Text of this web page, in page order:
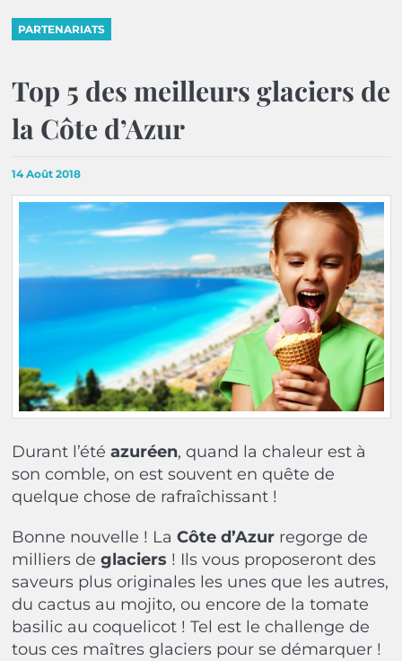
PARTENARIATS
Top 5 des meilleurs glaciers de
la Côte d’Azur
14 Août 2018
Durant l’été azuréen, quand la chaleur est à
son comble, on est souvent en quête de
quelque chose de rafraîchissant !
Bonne nouvelle ! La Côte d’Azurregorge de
milliers de glaciers ! Ils vous proposeront des
saveurs plus originales les unes que les autres,
du cactus au mojito, ou encore de la tomate
basilic au coquelicot ! Tel est le challenge de
tous ces maîtres glaciers pour se démarquer !